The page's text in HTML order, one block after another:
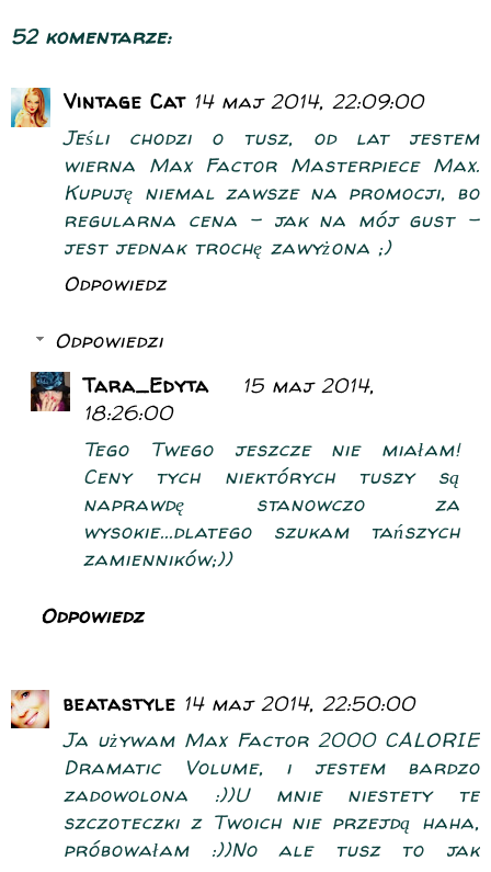
52 komentarze:
Vintage Cat 14 maj 2014, 22:09:00
Jeśli chodzi o tusz, od lat jestem
wierna Max Factor Masterpiece Max.
Kupuję niemal zawsze na promocji, bo
regularna cena - jak na mój gust -
jest jednak trochę zawyżona ;)
Odpowiedz
Odpowiedzi
Tara_Edyta
15 maj 2014,
18:26:00
Tego Twego jeszcze nie miałam!
Ceny tych niektórych tuszy są
naprawdę stanowczo za
wysokie...dlatego szukam tańszych
zamienników;))
Odpowiedz
beatastyle 14 maj 2014, 22:50:00
Ja używam Max Factor 2000 CALORIE
Dramatic Volume, i jestem bardzo
zadowolona :))U mnie niestety te
szczoteczki z Twoich nie przejdą haha,
próbowałam :))No ale tusz to jak